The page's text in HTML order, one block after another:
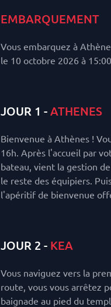
EMBARQUEMENT
Vous embarquez à
le 10 octobre 2026 à 15:00.
JOUR 1 -ATHENES
Bienvenue à Athènes !
16h. Après l'accueil par
bateau, vient la gestion
le reste des équipiers.
l'apéritif de bienvenue
JOUR 2 - KEA
Vous naviguez vers la
route, vous vous arrêtez
baignade au pied du